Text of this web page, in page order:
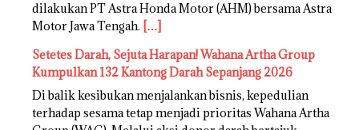
dilakukan PT Astra Honda Motor (AHM) bersama Astra
Motor Jawa Tengah. […]
Setetes Darah, Sejuta Harapan! Wahana Artha Group
Kumpulkan 132 Kantong Darah Sepanjang 2026
Di balik kesibukan menjalankan bisnis, kepedulian
terhadap sesama tetap menjadi prioritas Wahana Artha